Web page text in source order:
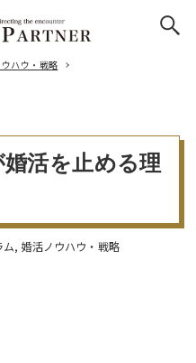
ハウ・戦略
婚活を止める理
ム 婚活ノウハウ・戦略